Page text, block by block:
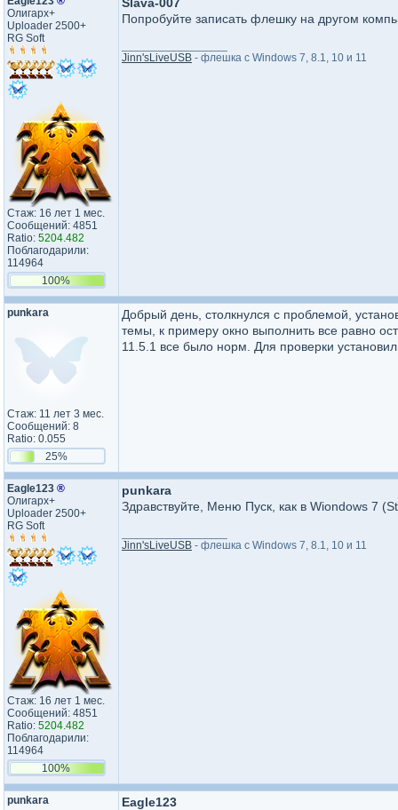
Олигарх+
Uploader 2500+
RG Soft
Стаж: 16 лет 1 мес.
Сообщений: 4851
Ratio: 5204.482
Поблагодарили:
114964
100%
Попробуйте записать флешку на другом
Jinn'sLiveUSB - флешка с Windows 7, 8.1, 10 и 11
punkara
Стаж: 11 лет 3 мес.
Сообщений: 8
Ratio: 0.055
25%
Добрый день, столкнулся с проблемой,
темы, к примеру окно выполнить все равно
11.5.1 все было норм. Для проверки
Eagle123 ®
Олигарх+
Uploader 2500+
RG Soft
Стаж: 16 лет 1 мес.
Сообщений: 4851
Ratio: 5204.482
Поблагодарили:
114964
100%
punkara
Здравствуйте, Меню Пуск, как в Wiondows 7
Jinn'sLiveUSB - флешка с Windows 7, 8.1, 10 и 11
punkara Eagle123